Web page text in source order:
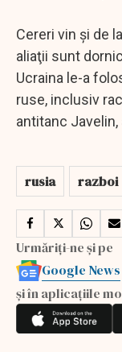
Cereri vin şi de
aliaţii sunt
Ucraina le-a
ruse, inclusiv
antitanc
rusia razboi
Urmăriți-ne și pe
Google News
și în aplicațiile